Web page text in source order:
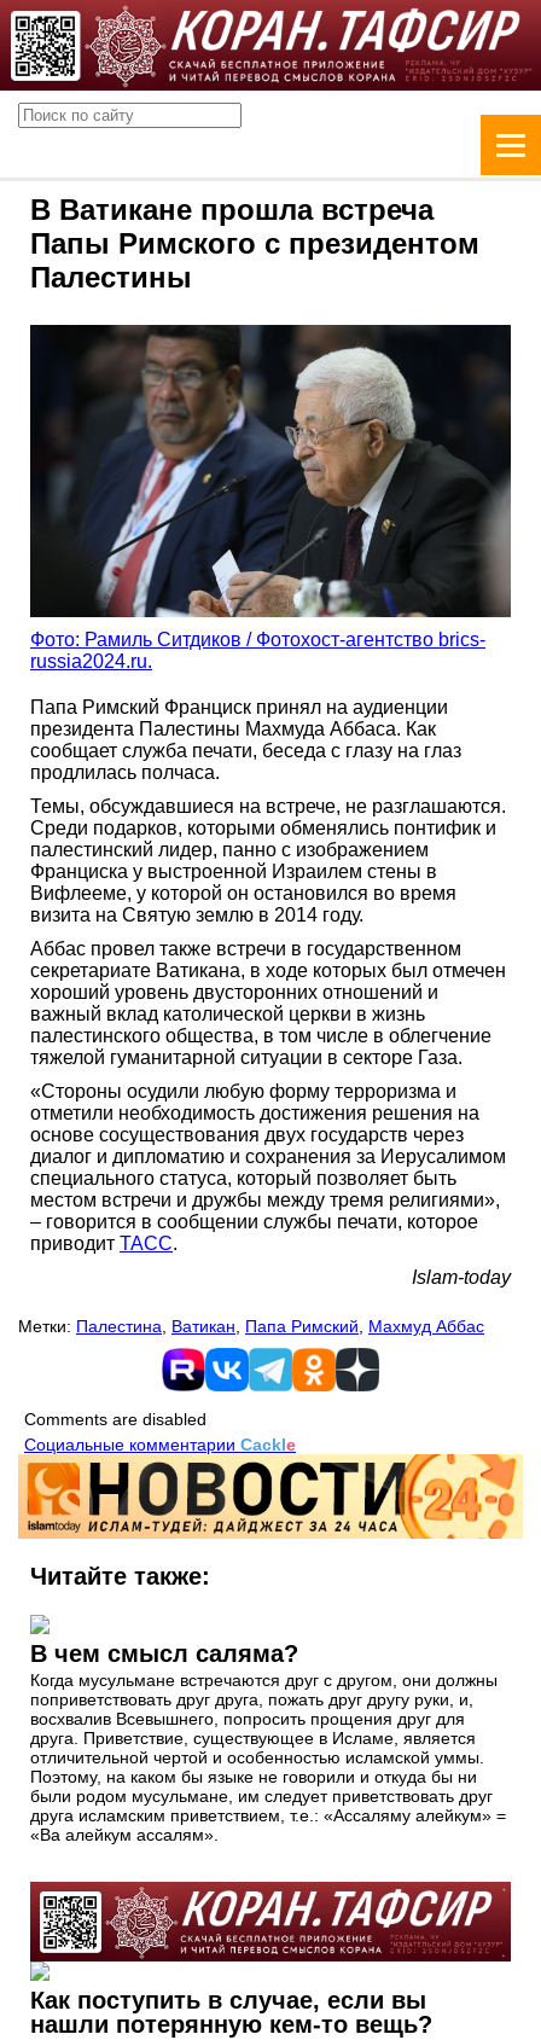
В Ватикане прошла встреча
Папы Римского с президентом
Палестины
Фото: Рамиль Ситдиков / Фотохост-агентство brics-
russia2024.ru.
Папа Римский Франциск принял на аудиенции
президента Палестины Махмуда Аббаса. Как
сообщает служба печати, беседа с глазу на глаз
продлилась полчаса.
Темы, обсуждавшиеся на встрече, не разглашаются.
Среди подарков, которыми обменялись понтифик и
палестинский лидер, панно с изображением
Франциска у выстроенной Израилем стены в
Вифлееме, у которой он остановился во время
визита на Святую землю в 2014 году.
Аббас провел также встречи в государственном
секретариате Ватикана, в ходе которых был отмечен
хороший уровень двусторонних отношений и
важный вклад католической церкви в жизнь
палестинского общества, в том числе в облегчение
тяжелой гуманитарной ситуации в секторе Газа.
«Стороны осудили любую форму терроризма и
отметили необходимость достижения решения на
основе сосуществования двух государств через
диалог и дипломатию и сохранения за Иерусалимом
специального статуса, который позволяет быть
местом встречи и дружбы между тремя религиями»,
– говорится в сообщении службы печати, которое
приводит ТАСС.
Islam-today
Метки: Палестина, Ватикан, Папа Римский, Махмуд Аббас
Comments are disabled
Социальные комментарии Cackle
Читайте также:
В чем смысл саляма?
Когда мусульмане встречаются друг с другом, они должны
поприветствовать друг друга, пожать друг другу руки, и,
восхвалив Всевышнего, попросить прощения друг для
друга. Приветствие, существующее в Исламе, является
отличительной чертой и особенностью исламской уммы.
Поэтому, на каком бы языке не говорили и откуда бы ни
были родом мусульмане, им следует приветствовать друг
друга исламским приветствием, т.е.: «Ассаляму алейкум» =
«Ва алейкум ассалям».
Как поступить в случае, если вы
нашли потерянную кем-то вещь?